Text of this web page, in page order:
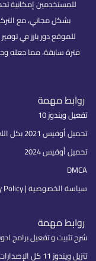
للمستخدمين إمكانية
بشكل مجاني، مع
للموقع دور بارز في
فترة سابقة، مما جعله
روابط مهمة
تفعيل ويندوز 10
تحميل أوفيس 2021 بكل اللغات
تحميل أوفيس 2024
DMCA
سياسة الخصوصية | Privacy Policy
روابط مهمة
شرح تثبيت و تفعيل برامج ادوبي
تنزيل ويندوز 11 كل الإصدارات